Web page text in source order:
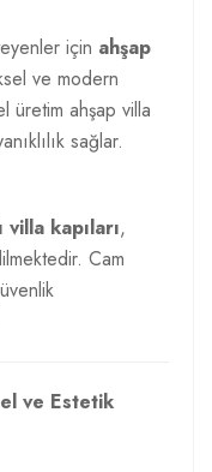
için ahşap
ve modern
üretim ahşap villa
sağlar.
villa kapıları,
Cam
ve Estetik